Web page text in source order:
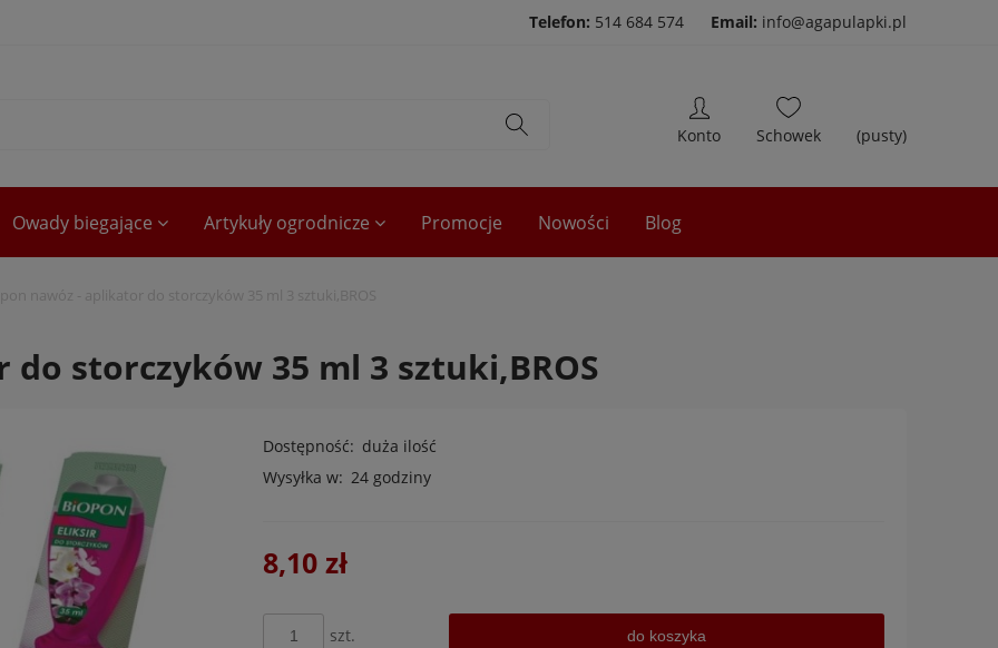
Telefon: 514 684 574 Email: info@agapulapki.pl
(pusty)
Owady biegające Artykuły ogrodnicze Promocje Nowości Blog
nawóz - aplikator do storczyków 35 ml 3 sztuki,BROS
storczyków 35 ml 3 sztuki,BROS
Dostępność: duża ilość
Wysyłka w: 24 godziny
8,10 zł
szt. do koszyka